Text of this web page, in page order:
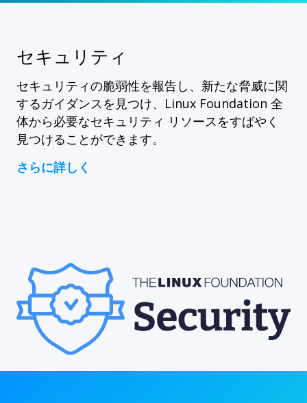
セキュリティ
セキュリティの脆弱性を報告し、新たな脅威に関
するガイダンスを見つけ、Linux Foundation 全
体から必要なセキュリティ リソースをすばやく
見つけることができます。
さらに詳しく